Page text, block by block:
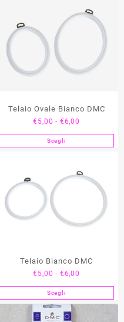
Telaio Ovale Bianco DMC
€ 5,00 - €6,00
di
prezzo:
€5,00
ScegliQuesto
più
opzioni
del
prodotto
Telaio Bianco DMC
€ 5,00 - €6,00
di
prezzo:
ScegliQuesto
prodotto